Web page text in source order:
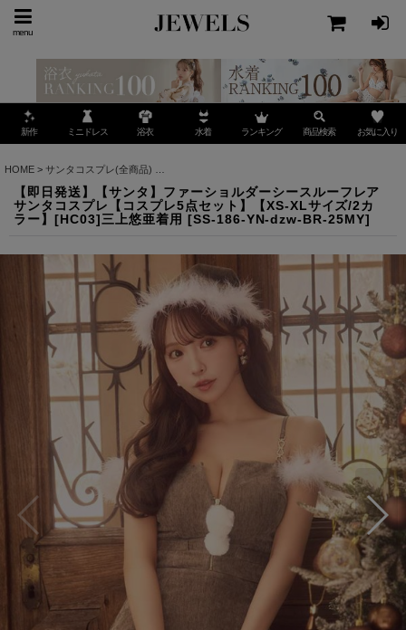
menu
新作 ミニドレス 浴衣 水着 ランキング 商品検索 お気に入り
HOME > サンタコスプレ(全商品)
【即日発送】【サンタ】ファーショルダーシースルーフレア
サンタコスプレ【コスプレ5点セット】【XS-XLサイズ/2カ
ラー】[HC03]三上悠亜着用 [SS-186-YN-dzw-BR-25MY]